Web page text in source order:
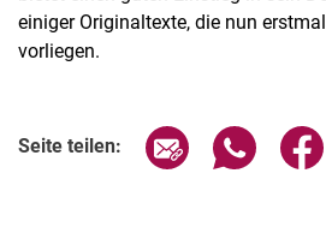
einiger Originaltexte, die nun
vorliegen.
Seite teilen: Seite über E-
Seite